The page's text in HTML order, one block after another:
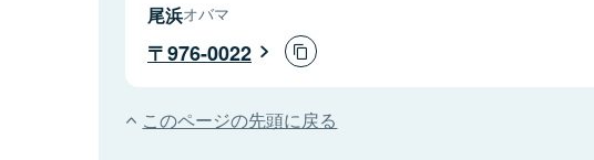
尾浜オバマ
976-0022
このページの先頭に戻る